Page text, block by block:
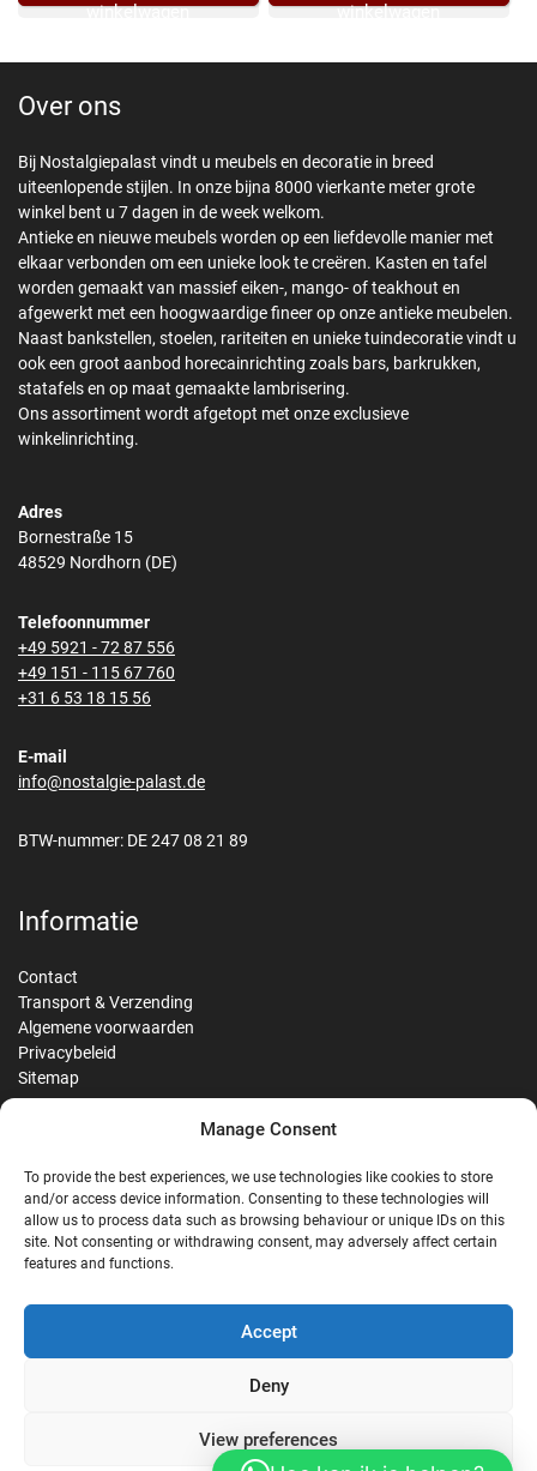
Manage Consent
To provide the best experiences, we use technologies like cookies to store
and/or access device information. Consenting to these technologies will
allow us to process data such as browsing behaviour or unique IDs on this
site. Not consenting or withdrawing consent, may adversely affect certain
features and functions.
Accept
Deny
View preferences
winkelwagen
winkelwagen
Over ons
Bij Nostalgiepalast vindt u meubels en decoratie in breed
uiteenlopende stijlen. In onze bijna 8000 vierkante meter grote
winkel bent u 7 dagen in de week welkom.
Antieke en nieuwe meubels worden op een liefdevolle manier met
elkaar verbonden om een unieke look te creëren. Kasten en tafel
worden gemaakt van massief eiken-, mango- of teakhout en
afgewerkt met een hoogwaardige fineer op onze antieke meubelen.
Naast bankstellen, stoelen, rariteiten en unieke tuindecoratie vindt u
ook een groot aanbod horecainrichting zoals bars, barkrukken,
statafels en op maat gemaakte lambrisering.
Ons assortiment wordt afgetopt met onze exclusieve
winkelinrichting.
Adres
Bornestraße 15
48529 Nordhorn (DE)
Telefoonnummer
+49 5921 - 72 87 556
+49 151 - 115 67 760
+31 6 53 18 15 56
E-mail
info@nostalgie-palast.de
BTW-nummer: DE 247 08 21 89
Informatie
Contact
Transport & Verzending
Algemene voorwaarden
Privacybeleid
Sitemap
G Google Reviews
reviews